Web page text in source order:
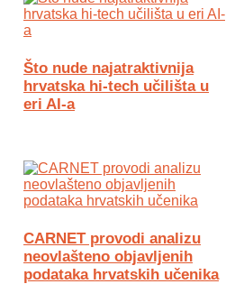
Što nude najatraktivnija
hrvatska hi-tech učilišta u
eri AI-a
CARNET provodi analizu
neovlašteno objavljenih
podataka hrvatskih učenika